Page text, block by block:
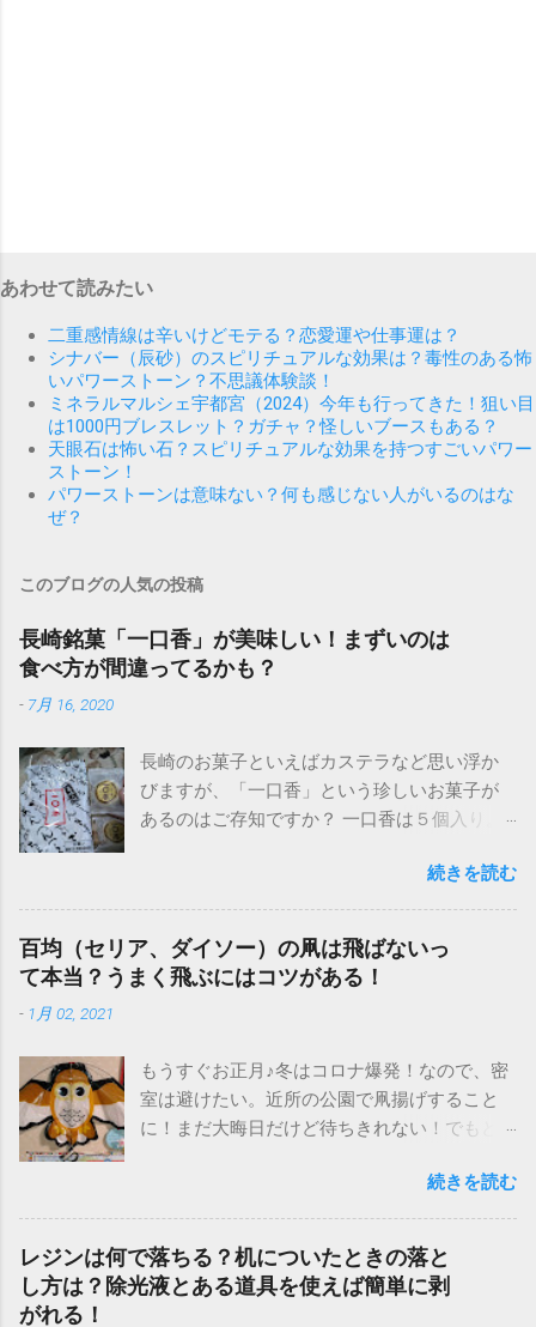
あわせて読みたい
二重感情線は辛いけどモテる？恋愛運や仕事運は？
シナバー（辰砂）のスピリチュアルな効果は？毒性のある怖
いパワーストーン？不思議体験談！
ミネラルマルシェ宇都宮（2024）今年も行ってきた！狙い目
は1000円ブレスレット？ガチャ？怪しいブースもある？
天眼石は怖い石？スピリチュアルな効果を持つすごいパワー
ストーン！
パワーストーンは意味ない？何も感じない人がいるのはな
ぜ？
このブログの人気の投稿
長崎銘菓「一口香」が美味しい！まずいのは
食べ方が間違ってるかも？
- 7月 16, 2020
長崎のお菓子といえばカステラなど思い浮か
びますが、「一口香」という珍しいお菓子が
あるのはご存知ですか？ 一口香は５個入り。
く優雅で可憐な響きがあり、ぜひ食べたいと
思い、知人にお願いしました。そのお味は？
一口香を食べた感想や、美味しい食べ方をご
紹介します！ 長崎名物「一口香」は安いけど
まずい？美味しい食べ方は？ なんの変哲もな
さはありません。 一口香は、安いしかわい
い。手のひらサイズ え？これは饅頭にしては
硬いし、大丈夫かなあ？味を想像して不安に
言えない歯ごたえで、固いのかぐにゃぐにゃ
なのか、中途半端な噛み心地。 カリッ、サク
ッとしたせんべいのような歯ざわりを期待し
ていたので、少し残念。 汁粉入りのモナカの
続きを読む
百均（セリア、ダイソー）の凧は飛ばないっ
て本当？うまく飛ぶにはコツがある！
- 1月 02, 2021
もうすぐお正月♪冬はコロナ爆発！なので、密
室は避けたい。近所の公園で凧揚げすること
に！まだ大晦日だけど待ちきれない！でもど
場ですぐ、かつ安いのがいいとなれば、やっ
ぱり百均！100円ショップですね！しかし売っ
てるの？はい、ちゃんと買えます！ありまし
た！年に一度しか使わない玩具だし、安いほ
うがいいですよね(^^) 百均（セリア、ダイソ
続きを読む
レジンは何で落ちる？机についたときの落と
し方は？除光液とある道具を使えば簡単に剥
がれる！